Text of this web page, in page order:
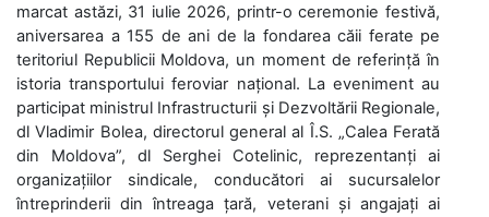
marcat astăzi, 31 iulie 2026, printr-o ceremonie festivă,
aniversarea a 155 de ani de la fondarea căii ferate pe
teritoriul Republicii Moldova, un moment de referință în
istoria transportului feroviar național. La eveniment au
participat ministrul Infrastructurii și Dezvoltării Regionale,
dl Vladimir Bolea, directorul general al Î.S. „Calea Ferată
din Moldova”, dl Serghei Cotelinic, reprezentanți ai
organizațiilor sindicale, conducători ai sucursalelor
întreprinderii din întreaga țară, veterani și angajați ai